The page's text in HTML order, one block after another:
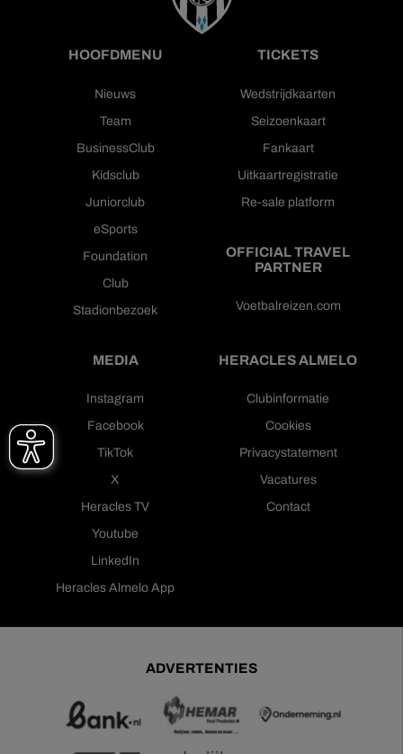
HOOFDMENU
Nieuws
Team
BusinessClub
Kidsclub
Juniorclub
eSports
Foundation
Club
Stadionbezoek
TICKETS
Wedstrijdkaarten
Seizoenkaart
Fankaart
Uitkaartregistratie
Re-sale platform
OFFICIAL TRAVEL
PARTNER
Voetbalreizen.com
MEDIA
Instagram
Facebook
TikTok
X
Heracles TV
Youtube
LinkedIn
Heracles Almelo App
HERACLES ALMELO
Clubinformatie
Cookies
Privacystatement
Vacatures
Contact
ADVERTENTIES